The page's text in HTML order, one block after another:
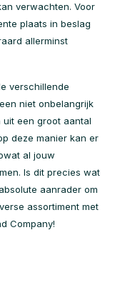
verwachten. Voor
plaats in beslag
allerminst
verschillende
niet onbelangrijk
een groot aantal
deze manier kan er
al jouw
Is dit precies wat
aanrader om
assortiment met
Company!